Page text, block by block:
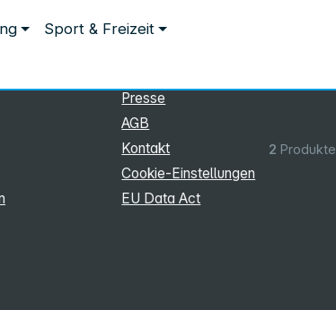
Sport & Freizeit
2 Produkte
Presse
AGB
Kontakt
Cookie‑Einstellungen
EU Data Act